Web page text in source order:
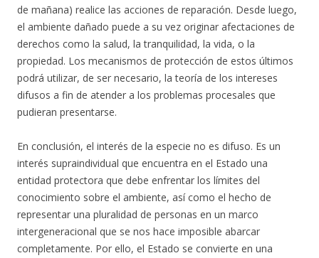
de mañana) realice las acciones de reparación. Desde luego,
el ambiente dañado puede a su vez originar afectaciones de
derechos como la salud, la tranquilidad, la vida, o la
propiedad. Los mecanismos de protección de estos últimos
podrá utilizar, de ser necesario, la teoría de los intereses
difusos a fin de atender a los problemas procesales que
pudieran presentarse.
En conclusión, el interés de la especie no es difuso. Es un
interés supraindividual que encuentra en el Estado una
entidad protectora que debe enfrentar los límites del
conocimiento sobre el ambiente, así como el hecho de
representar una pluralidad de personas en un marco
intergeneracional que se nos hace imposible abarcar
completamente. Por ello, el Estado se convierte en una